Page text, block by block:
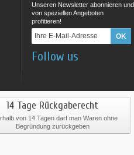
Unseren Newsletter abonnieren und
von speziellen Angeboten
profitieren!
Follow us
14 Tage Rückgaberecht
von 14 Tagen darf man Waren ohne
Begründung zurückgeben